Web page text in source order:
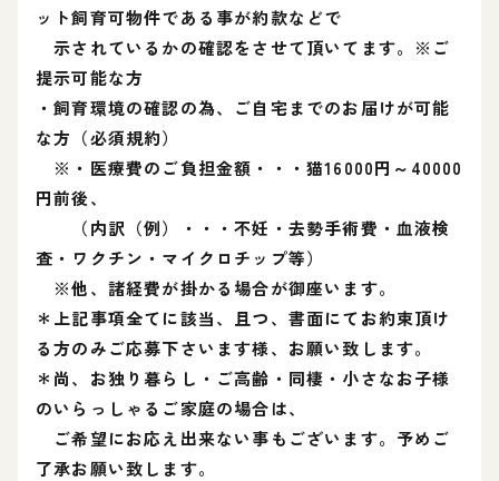
ット飼育可物件である事が約款などで
示されているかの確認をさせて頂いてます。※ご
提示可能な方
・飼育環境の確認の為、ご自宅までのお届けが可能
な方（必須規約）
※・医療費のご負担金額・・・猫16000円～40000
円前後、
（内訳（例）・・・不妊・去勢手術費・血液検
査・ワクチン・マイクロチップ等）
※他、諸経費が掛かる場合が御座います。
＊上記事項全てに該当、且つ、書面にてお約束頂け
る方のみご応募下さいます様、お願い致します。
＊尚、お独り暮らし・ご高齢・同棲・小さなお子様
のいらっしゃるご家庭の場合は、
ご希望にお応え出来ない事もございます。予めご
了承お願い致します。